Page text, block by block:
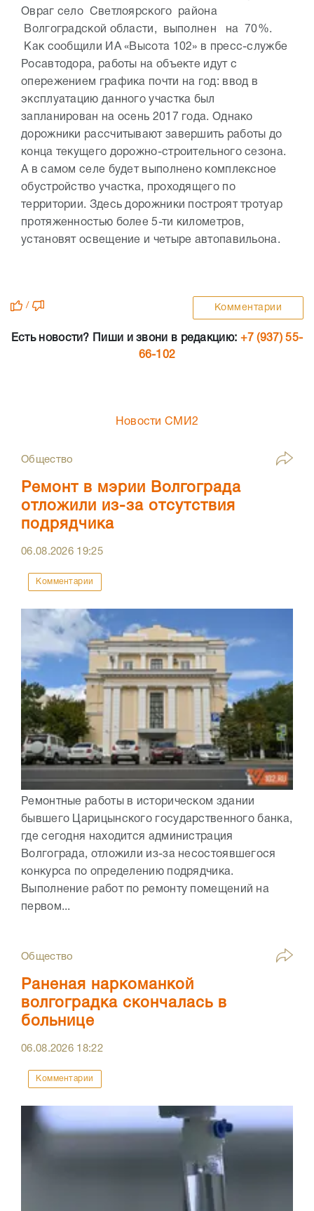
Овраг село Светлоярского района
Волгоградской области, выполнен на 70%.
Как сообщили ИА «Высота 102» в пресс-службе
Росавтодора, работы на объекте идут с
опережением графика почти на год: ввод в
эксплуатацию данного участка был
запланирован на осень 2017 года. Однако
дорожники рассчитывают завершить работы до
конца текущего дорожно-строительного сезона.
А в самом селе будет выполнено комплексное
обустройство участка, проходящего по
территории. Здесь дорожники построят тротуар
протяженностью более 5-ти километров,
установят освещение и четыре автопавильона.
/ Комментарии
Есть новости? Пиши и звони в редакцию: +7 (937) 55-
66-102
Новости СМИ2
Общество
Ремонт в мэрии Волгограда
отложили из-за отсутствия
подрядчика
06.08.2026 19:25
Комментарии
Ремонтные работы в историческом здании
бывшего Царицынского государственного банка,
где сегодня находится администрация
Волгограда, отложили из-за несостоявшегося
конкурса по определению подрядчика.
Выполнение работ по ремонту помещений на
первом...
Общество
Раненая наркоманкой
волгоградка скончалась в
больнице
06.08.2026 18:22
Комментарии